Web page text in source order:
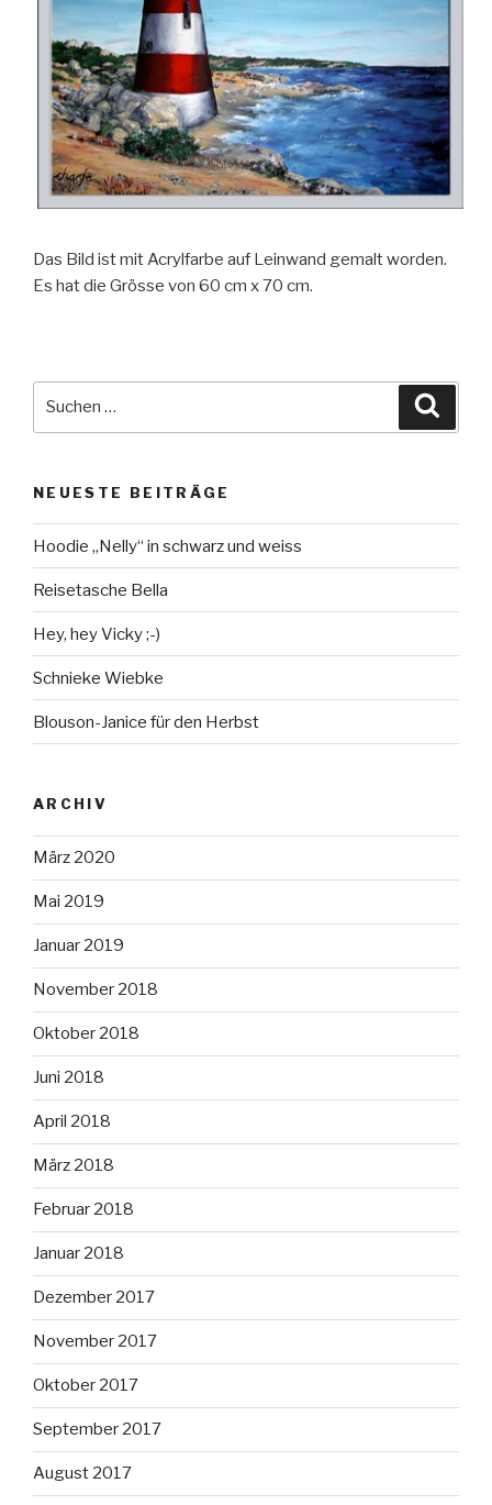
Das Bild ist mit Acrylfarbe auf Leinwand gemalt worden.
Es hat die Grösse von 60 cm x 70 cm.
NEUESTE BEITRÄGE
Hoodie „Nelly“ in schwarz und weiss
Reisetasche Bella
Hey, hey Vicky ;-)
Schnieke Wiebke
Blouson-Janice für den Herbst
ARCHIV
März 2020
Mai 2019
Januar 2019
November 2018
Oktober 2018
Juni 2018
April 2018
März 2018
Februar 2018
Januar 2018
Dezember 2017
November 2017
Oktober 2017
September 2017
August 2017